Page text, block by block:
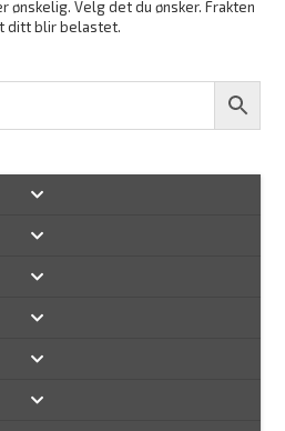
ønskelig. Velg det du ønsker. Frakten
ditt blir belastet.